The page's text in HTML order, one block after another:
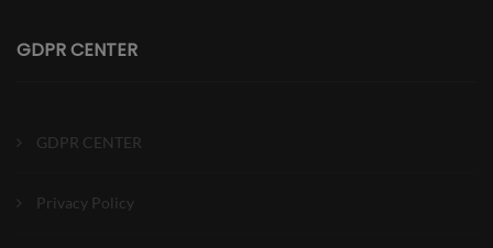
GDPR CENTER
GDPR CENTER
Privacy Policy